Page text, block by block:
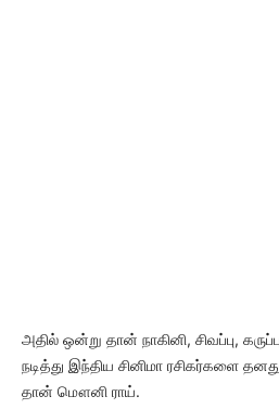
அதில் ஒன்று தான் நாகினி, சிவப்பு,
நடித்து இந்திய சினிமா ரசிகர்களை
தான் மௌனி ராய்.